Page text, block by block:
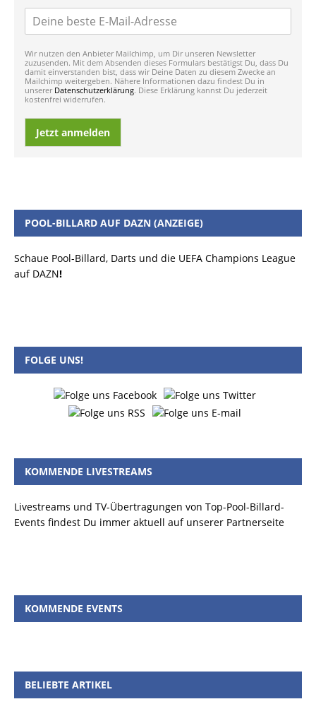
Wir nutzen den Anbieter Mailchimp, um Dir unseren Newsletter
zuzusenden. Mit dem Absenden dieses Formulars bestätigst Du, dass Du
damit einverstanden bist, dass wir Deine Daten zu diesem Zwecke an
Mailchimp weitergeben. Nähere Informationen dazu findest Du in
unserer Datenschutzerklärung. Diese Erklärung kannst Du jederzeit
kostenfrei widerrufen.
Jetzt anmelden
POOL-BILLARD AUF DAZN (ANZEIGE)
Schaue Pool-Billard, Darts und die UEFA Champions League
auf DAZN!
FOLGE UNS!
KOMMENDE LIVESTREAMS
Livestreams und TV-Übertragungen von Top-Pool-Billard-
Events findest Du immer aktuell auf unserer Partnerseite
KOMMENDE EVENTS
BELIEBTE ARTIKEL